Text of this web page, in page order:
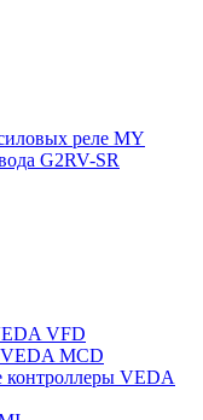
реле MY
G2RV-SR
VFD
VEDA MCD
VEDA